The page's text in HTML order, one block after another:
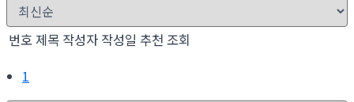
번호제목 작성자 작성일 추천 조회
1